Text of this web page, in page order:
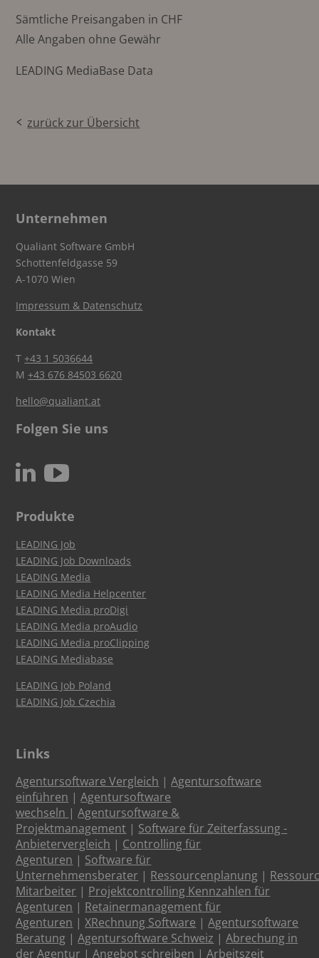
Sämtliche Preisangaben in CHF
Alle Angaben ohne Gewähr
LEADING MediaBase Data
zurück zur Übersicht
Unternehmen
Qualiant Software GmbH
Schottenfeldgasse 59
A-1070 Wien
Impressum & Datenschutz
Kontakt
T+43 1 5036644
M+43 676 84503 6620
hello@qualiant.at
Folgen Sie uns
N c
Produkte
LEADING Job
LEADING Job Downloads
LEADING Media
LEADING Media Helpcenter
LEADING Media proDigi
LEADING Media proAudio
LEADING Media proClipping
LEADING Mediabase
LEADING Job Poland
LEADING Job Czechia
Links
Agentursoftware Vergleich |Agentursoftware
einführen |Agentursoftware
wechseln |Agentursoftware &
Projektmanagement | Software für Zeiterfassung -
Anbietervergleich | Controlling für
Agenturen | Software für
Unternehmensberater | Ressourcenplanung |
Mitarbeiter | Projektcontrolling Kennzahlen für
Agenturen | Retainermanagement für
Agenturen |XRechnung Software |Agentursoftware
Beratung |Agentursoftware Schweiz |Abrechung in
der Agentur |Angebot schreiben |Arbeitszeit